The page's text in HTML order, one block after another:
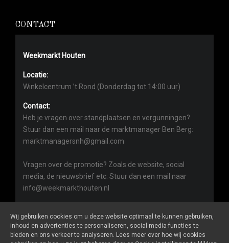
CONTACT
Weekmarkt Houten
Locatie:
Winkelcentrum ’t Rond (Donderdag tot 14:00 uur)
Contact:
Heb je vragen over standplaatsen en vergunningen?
Stuur dan een mail naar de marktmanager Ben Berg:
marktmanagersnh@gmail.com
Vragen over de promotie? Zoals de website, social
media, de nieuwsbrief etc. Stuur dan een mail naar
info@weekmarkthouten.nl
Wij gebruiken cookies om u deze website optimaal te kunnen gebruiken,
inhoud en advertenties te personaliseren, social media-functies te
bieden en ons verkeer te analyseren. Lees meer over hoe wij cookies